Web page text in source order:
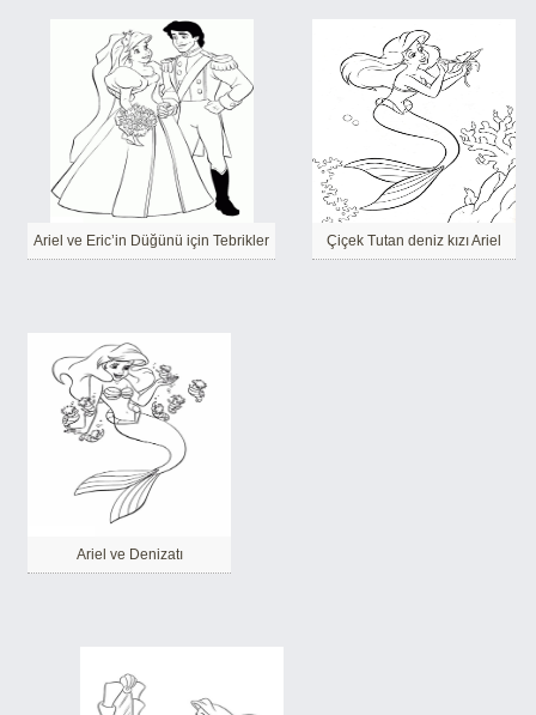
Ariel ve Eric’in Düğünü için Tebrikler Çiçek Tutan deniz kızı Ariel
Ariel ve Denizatı